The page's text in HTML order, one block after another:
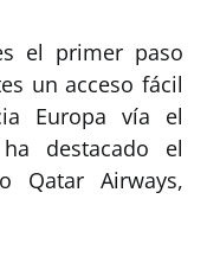
el primer paso
un acceso fácil
Europa vía el
destacado el
Qatar Airways,